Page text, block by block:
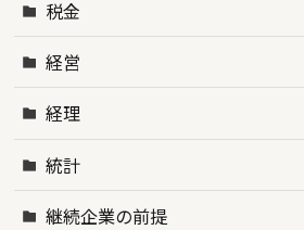
税金
経営
経理
統計
継続企業の前提